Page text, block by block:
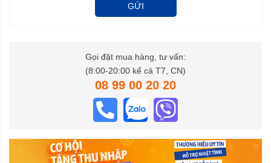
GỬI
Gọi đặt mua hàng, tư vấn:
(8:00-20:00 kể cả T7, CN)
08 99 00 20 20